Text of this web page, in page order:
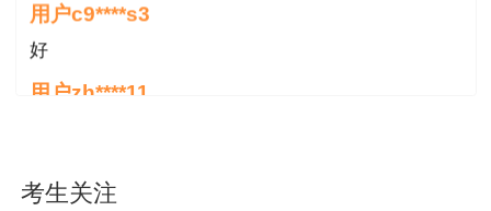
1、联考时间为入口开放时间，即8月20日
9:00-8月21日22:00，考生可以自由选择时间进行
作答。
离场，计时不停止，考试时间到自动交卷，每科考
用户c9****s3
好
用户zh****11
用户zh****87
考生关注